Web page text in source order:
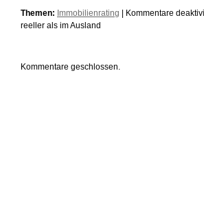
Themen: Immobilienrating Kommentare
reeller als im Ausland
Kommentare geschlossen.